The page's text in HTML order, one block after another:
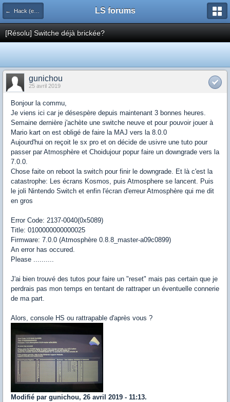
← Hack (exploits, homebrews...) LS forums
[Résolu] Switche déjà brickée?
gunichou
25 avril 2019
Bonjour la commu,
Je viens ici car je désespère depuis maintenant 3 bonnes heures.
Semaine dernière j'achète une switche neuve et pour pouvoir jouer à
Mario kart on est obligé de faire la MAJ vers la 8.0.0
Aujourd'hui on reçoit le sx pro et on décide de usivre une tuto pour
passer par Atmosphère et Choidujour popur faire un downgrade vers la
7.0.0.
Chose faite on reboot la switch pour finir le downgrade. Et là c'est la
catastrophe: Les écrans Kosmos, puis Atmosphere se lancent. Puis
le joli Nintendo Switch et enfin l'écran d'erreur Atmosphère qui me dit
en gros
Error Code: 2137-0040(0x5089)
Title: 0100000000000025
Firmware: 7.0.0 (Atmosphère 0.8.8_master-a09c0899)
An error has occured.
Please ..........
J'ai bien trouvé des tutos pour faire un "reset" mais pas certain que je
perdrais pas mon temps en tentant de rattraper un éventuelle connerie
de ma part.
Alors, console HS ou rattrapable d'après vous ?
Modifié par gunichou, 26 avril 2019 - 11:13.